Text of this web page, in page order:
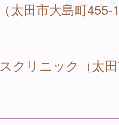
太田市大島町455-
クリニック（太